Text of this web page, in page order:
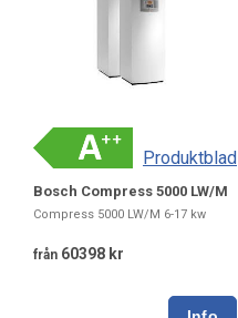
Produktblad
Bosch Compress 5000 LW/M
Compress 5000 LW/M 6-17 kw
från 60398 kr